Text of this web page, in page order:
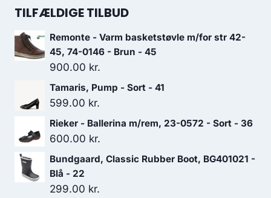
pris
1,199.00 kr..839.30 kr..
TILFÆLDIGE TILBUD
Remonte - Varm basketstøvle m/for str 42-
45, 74-0146 - Brun - 45
900.00 kr.
Tamaris, Pump - Sort - 41
599.00 kr.
Rieker - Ballerina m/rem, 23-0572 - Sort - 36
600.00 kr.
Bundgaard, Classic Rubber Boot, BG401021 -
Blå - 22
299.00 kr.